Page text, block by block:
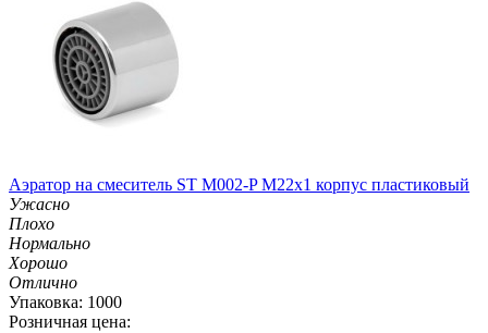
Аэратор на смеситель ST М002-P М22х1 корпус пластиковый
Ужасно
Плохо
Нормально
Хорошо
Отлично
Упаковка: 1000
Розничная цена: